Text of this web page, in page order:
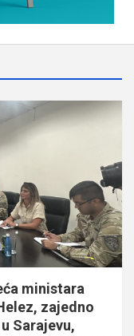
ministara
zajedno
Sarajevu,